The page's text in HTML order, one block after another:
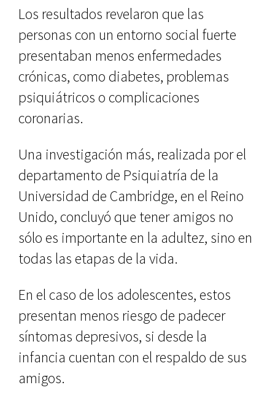
Los resultados revelaron que las
personas con un entorno social fuerte
presentaban menos enfermedades
crónicas, como diabetes, problemas
psiquiátricos o complicaciones
coronarias.
Una investigación más, realizada por el
departamento de Psiquiatría de la
Universidad de Cambridge, en el Reino
Unido, concluyó que tener amigos no
sólo es importante en la adultez, sino en
todas las etapas de la vida.
En el caso de los adolescentes, estos
presentan menos riesgo de padecer
síntomas depresivos, si desde la
infancia cuentan con el respaldo de sus
amigos.